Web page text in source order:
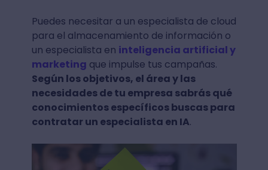
Puedes necesitar a un especialista de cloud
para el almacenamiento de información o
un especialista en inteligencia artificial y
marketing que impulse tus campañas.
Según los objetivos, el área y las
necesidades de tu empresa sabrás qué
conocimientos específicos buscas para
contratar un especialista en IA.